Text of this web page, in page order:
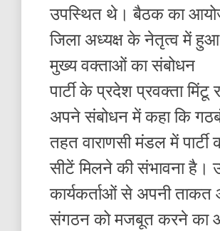
उपस्थित थे। बैठक का
जिला अध्यक्ष के नेतृत्व में
मुख्य वक्ताओं का संबोधन
पार्टी के प्रदेश प्रवक्ता मिंटू
अपने संबोधन में कहा कि
तहत वाराणसी मंडल में पार्टी
सीटें मिलने की संभावना है।
कार्यकर्ताओं से अपनी
संगठन को मजबूत करने का